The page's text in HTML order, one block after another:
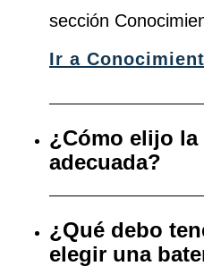
sección
Ir a
¿Cómo elijo la
adecuada?
¿Qué debo
elegir una